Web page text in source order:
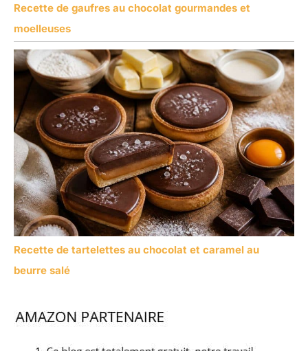
Recette de gaufres au chocolat gourmandes et
moelleuses
Recette de tartelettes au chocolat et caramel au
beurre salé